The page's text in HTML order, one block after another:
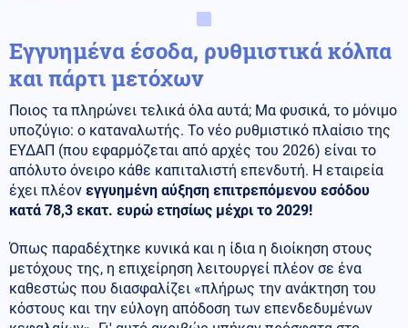
Εγγυημένα έσοδα, ρυθμιστικά κόλπα
και πάρτι μετόχων
Ποιος τα πληρώνει τελικά όλα αυτά; Μα φυσικά, το μόνιμο
υποζύγιο: ο καταναλωτής. Το νέο ρυθμιστικό πλαίσιο της
ΕΥΔΑΠ (που εφαρμόζεται από αρχές του 2026) είναι το
απόλυτο όνειρο κάθε καπιταλιστή επενδυτή. Η εταιρεία
έχει πλέον εγγυημένη αύξηση επιτρεπόμενου εσόδου
κατά 78,3 εκατ. ευρώ ετησίως μέχρι το 2029!
Όπως παραδέχτηκε κυνικά και η ίδια η διοίκηση στους
μετόχους της, η επιχείρηση λειτουργεί πλέον σε ένα
καθεστώς που διασφαλίζει «πλήρως την ανάκτηση του
κόστους και την εύλογη απόδοση των επενδεδυμένων